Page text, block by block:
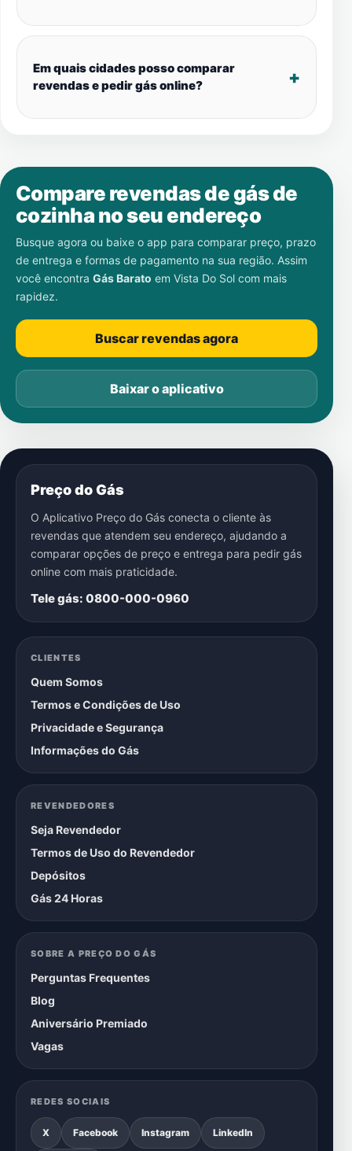
Em quais cidades posso comparar
revendas e pedir gás online?
Compare revendas de gás de
cozinha no seu endereço
Busque agora ou baixe o app para comparar preço, prazo
de entrega e formas de pagamento na sua região. Assim
você encontra Gás Barato em Vista Do Sol com mais
rapidez.
Buscar revendas agora
Baixar o aplicativo
Preço do Gás
O Aplicativo Preço do Gás conecta o cliente às
revendas que atendem seu endereço, ajudando a
comparar opções de preço e entrega para pedir gás
online com mais praticidade.
Tele gás: 0800-000-0960
CLIENTES
Quem Somos
Termos e Condições de Uso
Privacidade e Segurança
Informações do Gás
REVENDEDORES
Seja Revendedor
Termos de Uso do Revendedor
Depósitos
Gás 24 Horas
SOBRE A PREÇO DO GÁS
Perguntas Frequentes
Blog
Aniversário Premiado
Vagas
REDES SOCIAIS
X Facebook Instagram LinkedIn